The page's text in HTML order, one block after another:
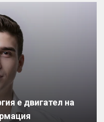
е двигател на